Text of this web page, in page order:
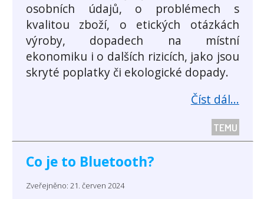
osobních údajů, o problémech s
kvalitou zboží, o etických otázkách
výroby, dopadech na místní
ekonomiku i o dalších rizicích, jako jsou
skryté poplatky či ekologické dopady.
Číst dál...
TEMU
Co je to Bluetooth?
Zveřejněno: 21. červen 2024